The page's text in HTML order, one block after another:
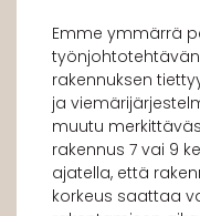
Emme ymmärrä
rakennuksen
ja
muutu
rakennus 7 vai 9
ajatella, että
korkeus saattaa